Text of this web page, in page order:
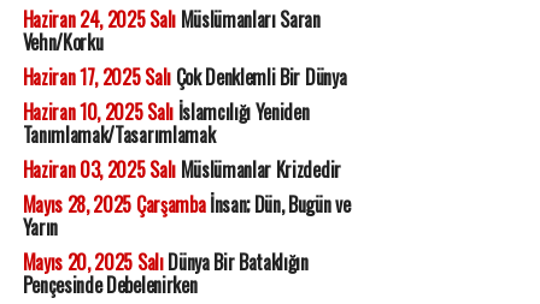
Haziran 24, 2025 SalıMüslümanları Saran
Vehn/Korku
Haziran 17, 2025 SalıÇok Denklemli Bir Dünya
Haziran 10, 2025 Salıİslamcılığı Yeniden
Tanımlamak/Tasarımlamak
Haziran 03, 2025 SalıMüslümanlar Krizdedir
Mayıs 28, 2025 Çarşambaİnsan; Dün, Bugün ve
Yarın
Mayıs 20, 2025 SalıDünya Bir Bataklığın
Pençesinde Debelenirken